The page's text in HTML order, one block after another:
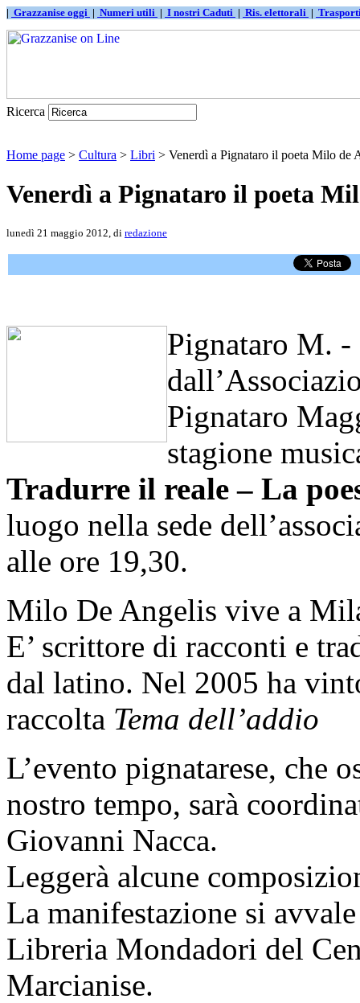
| Grazzanise oggi | Numeri utili | I nostri Caduti | Ris. elettorali |
Ricerca
Home page > Cultura > Libri > Venerdì a Pignataro il poeta Milo de
Venerdì a Pignataro il poeta
lunedì 21 maggio 2012, di redazione
Pignataro M.
Pignataro
stagione
Tradurre il reale – La
luogo nella sede
alle ore 19,30.
Milo De Angelis vive a
E’ scrittore di racconti e
dal latino. Nel 2005 ha
raccolta Tema dell’addio
L’evento pignatarese, che
nostro tempo, sarà
Giovanni Nacca.
Leggerà alcune
La manifestazione si
Libreria Mondadori del
Marcianise.